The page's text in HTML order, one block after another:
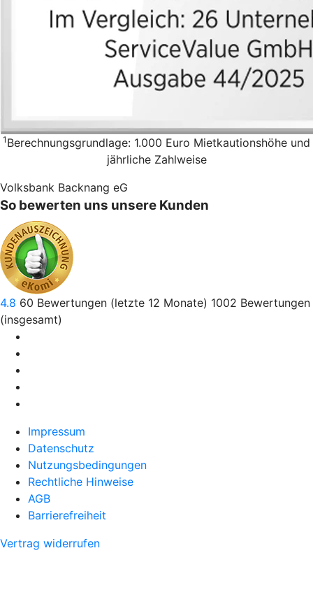
1 Berechnungsgrundlage: 1.000 Euro Mietkautionshöhe und
jährliche Zahlweise
Volksbank Backnang eG
So bewerten uns unsere Kunden
4.8 60 Bewertungen (letzte 12 Monate) 1002 Bewertungen
(insgesamt)
Impressum
Datenschutz
Nutzungsbedingungen
Rechtliche Hinweise
AGB
Barrierefreiheit
Vertrag widerrufen